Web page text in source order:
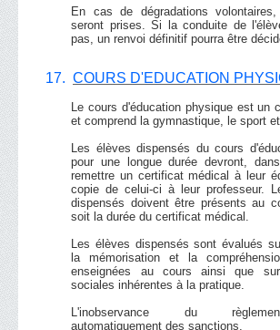
En cas de dégradations
seront prises. Si la conduite de
pas, un renvoi définitif pourra être
17. COURS D'EDUCATION
Le cours d'éducation physique est un
et comprend la gymnastique, le sport
Les élèves dispensés du cours
pour une longue durée devront,
remettre un certificat médical à leur
copie de celui-ci à leur professeur.
dispensés doivent être présents au
soit la durée du certificat médical.
Les élèves dispensés sont évalués
la mémorisation et la
enseignées au cours ainsi que
sociales inhérentes à la pratique.
L'inobservance du
automatiquement des sanctions.